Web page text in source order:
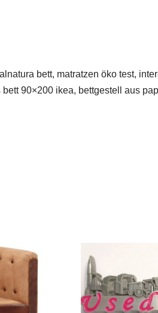
bett, matratzen öko test,
90×200 ikea, bettgestell aus